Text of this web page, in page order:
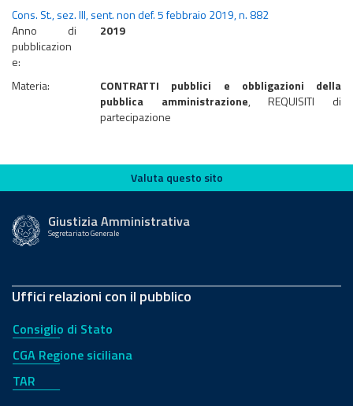
Cons. St., sez. III, sent. non def. 5 febbraio 2019, n. 882
Anno di
pubblicazion
e:
2019
Materia:
CONTRATTI pubblici e obbligazioni della
pubblica amministrazione, REQUISITI di
partecipazione
Valuta questo sito
Valuta questo sito
Giustizia Amministrativa
Segretariato Generale
Uffici relazioni con il pubblico
Consiglio di Stato
CGA Regione siciliana
TAR